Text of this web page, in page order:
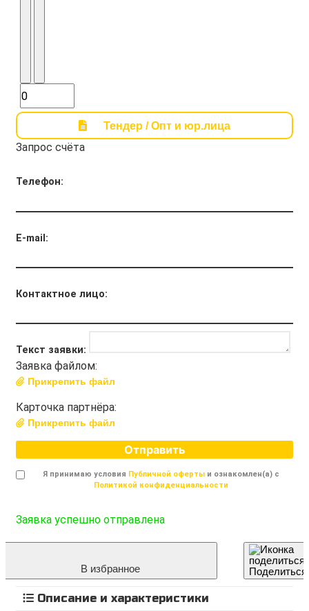
Тендер / Опт и юр.лица
Запрос счёта
Телефон:
E-mail:
Контактное лицо:
Текст заявки:
Заявка файлом:
Прикрепить файл
Карточка партнёра:
Прикрепить файл
Отправить
Я принимаю условия Публичной офертыи ознакомлен(а) с
Политикой конфиденциальности
Заявка успешно отправлена
В избранное Поделиться
Описание и характеристики